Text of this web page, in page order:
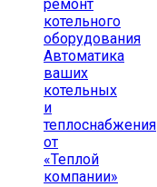
ремонт
котельного
оборудования
Автоматика
ваших
котельных
и
теплоснабжения
от
«Теплой
компании»